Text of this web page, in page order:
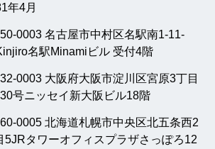
年4月
0003 名古屋市中村区名駅南1-11-
名駅Minamiビル 受付4階
0003 大阪府大阪市淀川区宮原3丁目
号ニッセイ新大阪ビル18階
0005 北海道札幌市中央区北五条西2
5JRタワーオフィスプラザさっぽろ12